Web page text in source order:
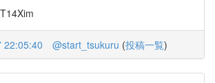
22:05:40 @start_tsukuru (投稿一覧)